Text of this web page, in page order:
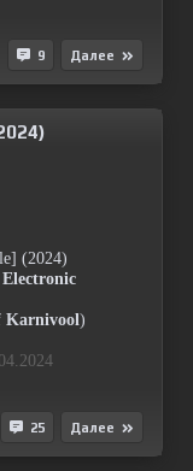
9 Далее
Electronic
Karnivool)
25 Далее